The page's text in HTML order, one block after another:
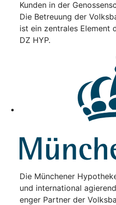
Kunden in der
Die Betreuung der
ist ein zentrales Element
DZ HYP.
Die Münchener
und international
enger Partner der